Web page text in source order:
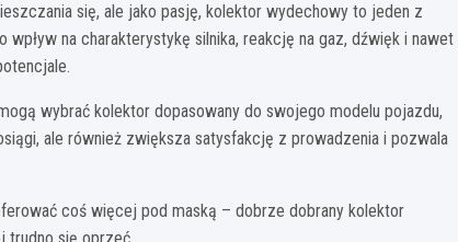
się, ale jako pasję, kolektor wydechowy to jeden z
na charakterystykę silnika, reakcję na gaz, dźwięk i nawet
wybrać kolektor dopasowany do swojego modelu pojazdu,
ale również zwiększa satysfakcję z prowadzenia i pozwala
coś więcej pod maską – dobrze dobrany kolektor